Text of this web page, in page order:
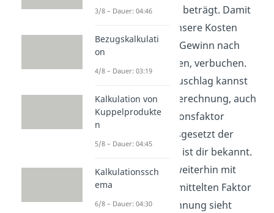
des Bezugspreises beträgt. Damit
können wir nun unsere Kosten
decken und einen Gewinn nach
Abzug dieser Kosten, verbuchen.
Den Kalkulationszuschlag kannst
du neben dieser Berechnung, auch
über den Kalkulationsfaktor
berechnen, vorausgesetzt der
Kalkulationsfaktor ist dir bekannt.
Wir rechnen hier weiterhin mit
unserem zuvor ermittelten Faktor
von 1,4. Die Berechnung sieht
3/8 – Dauer: 04:46
Bezugskalkulati
on
4/8 – Dauer: 03:19
Kalkulation von
Kuppelprodukte
n
5/8 – Dauer: 04:45
Kalkulationssch
ema
6/8 – Dauer: 04:30